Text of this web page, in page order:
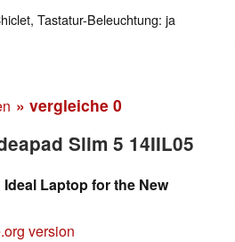
Tastatur-Beleuchtung: ja
» vergleiche 0
Slim 5 14IIL05
Laptop for the New
version